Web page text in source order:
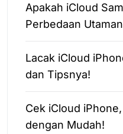
Apakah iCloud
Perbedaan
Lacak iCloud
dan Tipsnya!
Cek iCloud
dengan Mudah!